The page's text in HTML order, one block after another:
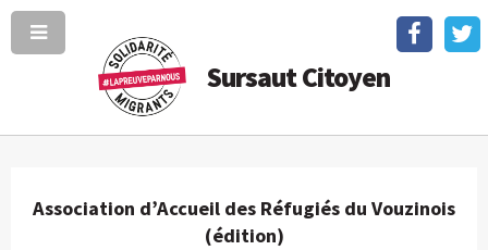
Sursaut Citoyen
Association d’Accueil des Réfugiés du Vouzinois
(édition)